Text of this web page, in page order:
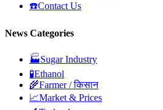
☎️Contact Us
News Categories
🏭Sugar Industry
🧪Ethanol
🌾Farmer / किसान
📈Market & Prices